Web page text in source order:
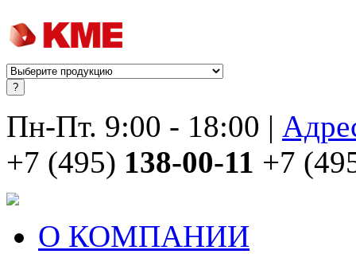
Пн-Пт. 9:00 - 18:00 |
+7 (495) 138-00-11 +7
О КОМПАНИИ